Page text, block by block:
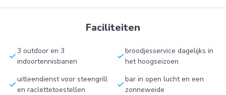
Faciliteiten
check3 outdoor en 3
indoortennisbanen
checkbroodjesservice dagelijks in
het hoogseizoen
checkuitleendienst voor steengrill
en raclettetoestellen
checkbar in open lucht en een
zonneweide